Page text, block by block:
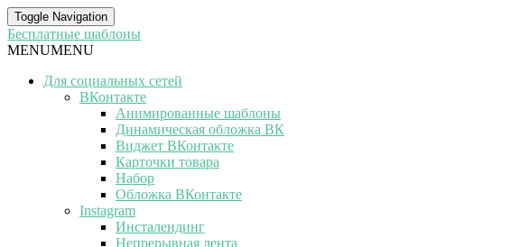
Toggle Navigation
Бесплатные шаблоны
MENUMENU
Для социальных сетей
ВКонтакте
Анимированные шаблоны
Динамическая обложка ВК
Виджет ВКонтакте
Карточки товара
Набор
Обложка ВКонтакте
Instagram
Инсталендинг
Непрерывная лента